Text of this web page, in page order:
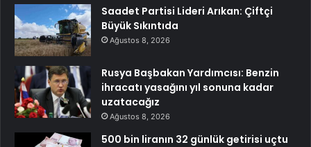
Saadet Partisi Lideri Arıkan: Çiftçi
Büyük Sıkıntıda
Ağustos 8, 2026
Rusya Başbakan Yardımcısı: Benzin
ihracatı yasağını yıl sonuna kadar
uzatacağız
Ağustos 8, 2026
500 bin liranın 32 günlük getirisi uçtu